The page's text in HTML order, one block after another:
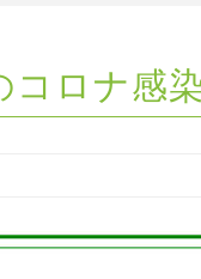
ロナ感